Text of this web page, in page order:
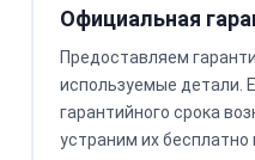
Официальная
Предоставляем
используемые детали.
гарантийного срока
устраним их бесплатно